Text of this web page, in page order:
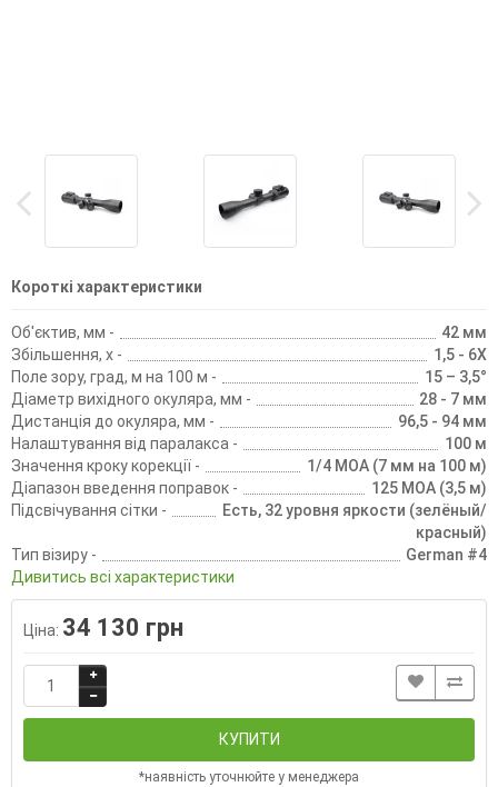
Короткі характеристики
Об'єктив, мм -
42 мм
Збільшення, х -
1,5 - 6Х
Поле зору, град, м на 100 м -
15 – 3,5°
Діаметр вихідного окуляра, мм -
28 - 7 мм
Дистанція до окуляра, мм -
96,5 - 94 мм
Налаштування від паралакса -
100 м
Значення кроку корекції -
1/4 MOA (7 мм на 100 м)
Діапазон введення поправок -
125 MOA (3,5 м)
Підсвічування сітки -
Есть, 32 уровня яркости (зелёный/
красный)
Тип візиру -
German #4
Дивитись всі характеристики
Ціна: 34 130 грн
КУПИТИ
*наявність уточнюйте у менеджера